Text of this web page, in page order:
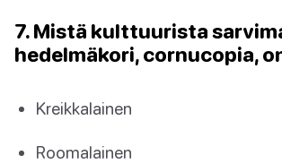
7. Mistä kulttuurista
hedelmäkori, cornucopia,
Kreikkalainen
Roomalainen